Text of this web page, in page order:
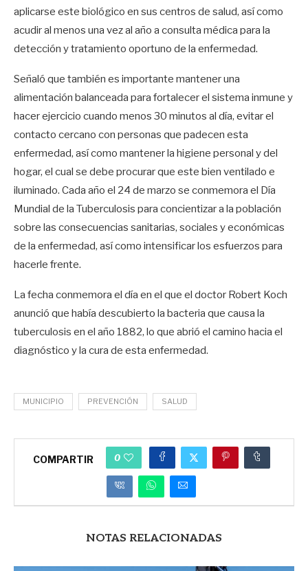
aplicarse este biológico en sus centros de salud, así como
acudir al menos una vez al año a consulta médica para la
detección y tratamiento oportuno de la enfermedad.
Señaló que también es importante mantener una
alimentación balanceada para fortalecer el sistema inmune y
hacer ejercicio cuando menos 30 minutos al día, evitar el
contacto cercano con personas que padecen esta
enfermedad, así como mantener la higiene personal y del
hogar, el cual se debe procurar que este bien ventilado e
iluminado. Cada año el 24 de marzo se conmemora el Día
Mundial de la Tuberculosis para concientizar a la población
sobre las consecuencias sanitarias, sociales y económicas
de la enfermedad, así como intensificar los esfuerzos para
hacerle frente.
La fecha conmemora el día en el que el doctor Robert Koch
anunció que había descubierto la bacteria que causa la
tuberculosis en el año 1882, lo que abrió el camino hacia el
diagnóstico y la cura de esta enfermedad.
MUNICIPIO PREVENCIÓN SALUD
COMPARTIR 0
NOTAS RELACIONADAS